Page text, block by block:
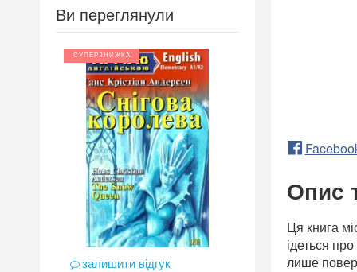
Ви переглянули
СУПЕРЗНИЖКА
залишити відгук
Опис
Ця книга
ідеться
лише